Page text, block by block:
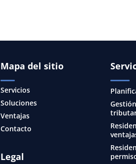
Mapa del sitio
Servicios
Soluciones
Ventajas
Contacto
Legal